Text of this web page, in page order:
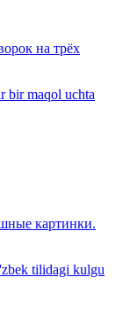
на трёх
bir maqol uchta
картинки.
tilidagi kulgu